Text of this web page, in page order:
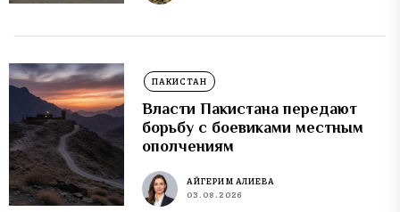
ПАКИСТАН
Власти Пакистана передают
борьбу с боевиками местным
ополчениям
АЙГЕРИМ АЛИЕВА
03.08.2026